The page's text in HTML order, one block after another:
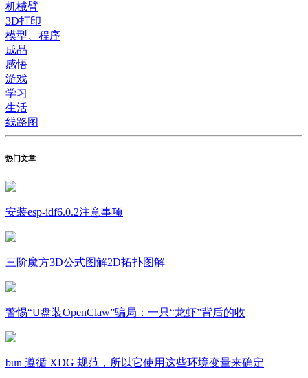
机械臂
3D打印
模型、程序
成品
感悟
游戏
学习
生活
线路图
热门文章
安装esp-idf6.0.2注意事项
三阶魔方3D公式图解2D拓扑图解
警惕“U盘装OpenClaw”骗局：一只“龙虾”背后的收
bun 遵循 XDG 规范，所以它使用这些环境变量来确定